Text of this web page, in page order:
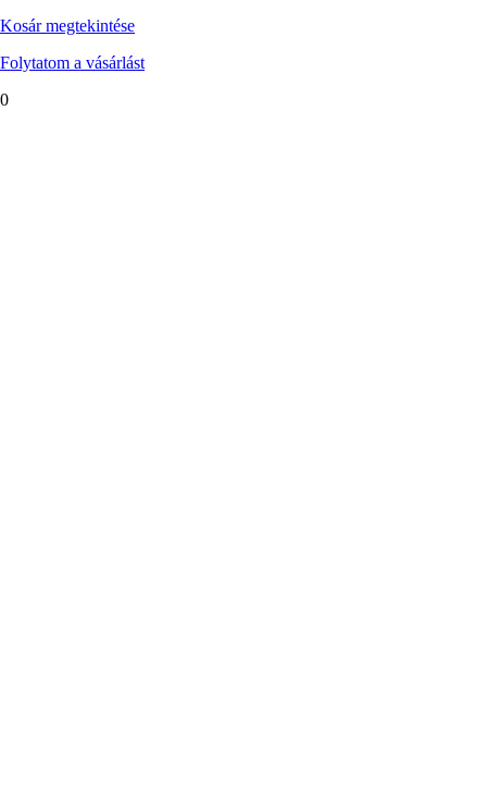
Kosár megtekintése
Folytatom a vásárlást
0